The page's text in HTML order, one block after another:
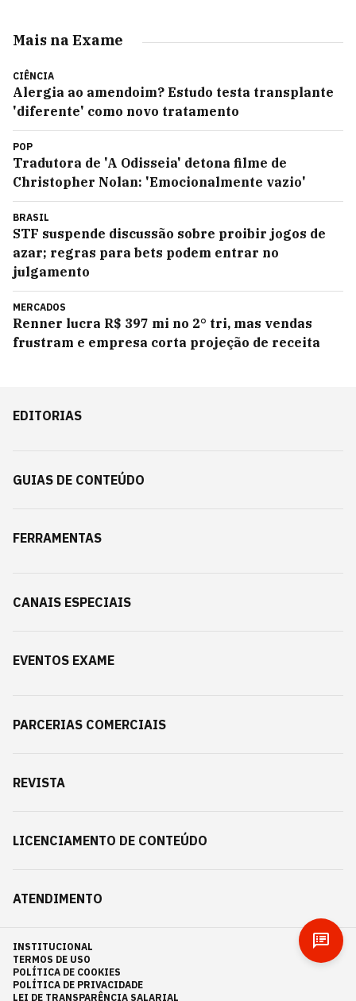
Mais na Exame
CIÊNCIA
Alergia ao amendoim? Estudo testa transplante
'diferente' como novo tratamento
POP
Tradutora de 'A Odisseia' detona filme de
Christopher Nolan: 'Emocionalmente vazio'
BRASIL
STF suspende discussão sobre proibir jogos de
azar; regras para bets podem entrar no
julgamento
MERCADOS
Renner lucra R$ 397 mi no 2° tri, mas vendas
frustram e empresa corta projeção de receita
EDITORIAS
GUIAS DE CONTEÚDO
FERRAMENTAS
CANAIS ESPECIAIS
EVENTOS EXAME
PARCERIAS COMERCIAIS
REVISTA
LICENCIAMENTO DE CONTEÚDO
ATENDIMENTO
INSTITUCIONAL
TERMOS DE USO
POLÍTICA DE COOKIES
POLÍTICA DE PRIVACIDADE
LEI DE TRANSPARÊNCIA SALARIAL